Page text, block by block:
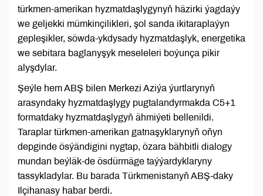
türkmen-amerikan hyzmatdaşlygynyň häzirki ýagdaýy
we geljekki mümkinçilikleri, şol sanda ikitaraplaýyn
gepleşikler, söwda-ykdysady hyzmatdaşlyk, energetika
we sebitara baglanyşyk meseleleri boýunça pikir
alyşdylar.
Şeýle hem ABŞ bilen Merkezi Aziýa ýurtlarynyň
arasyndaky hyzmatdaşlygy pugtalandyrmakda C5+1
formatdaky hyzmatdaşlygyň ähmiýeti bellenildi.
Taraplar türkmen-amerikan gatnaşyklarynyň oňyn
depginde ösýändigini nygtap, özara bähbitli dialogy
mundan beýläk-de ösdürmäge taýýardyklaryny
tassykladylar. Bu barada Türkmenistanyň ABŞ-daky
Ilçihanasy habar berdi.